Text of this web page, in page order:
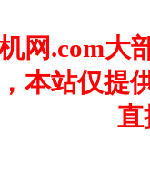
网.com大
本站仅提
直